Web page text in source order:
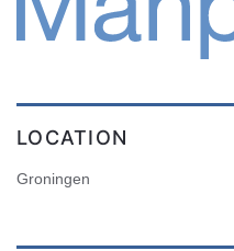
LOCATION
Groningen